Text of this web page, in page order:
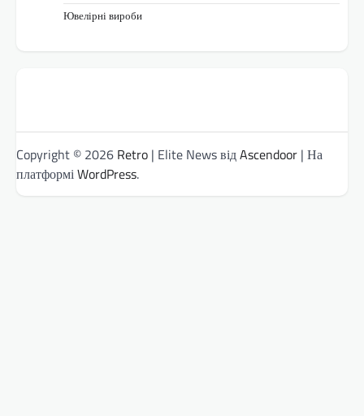
Ювелірні вироби
Copyright © 2026 Retro | Elite News відAscendoor | На
платформіWordPress.